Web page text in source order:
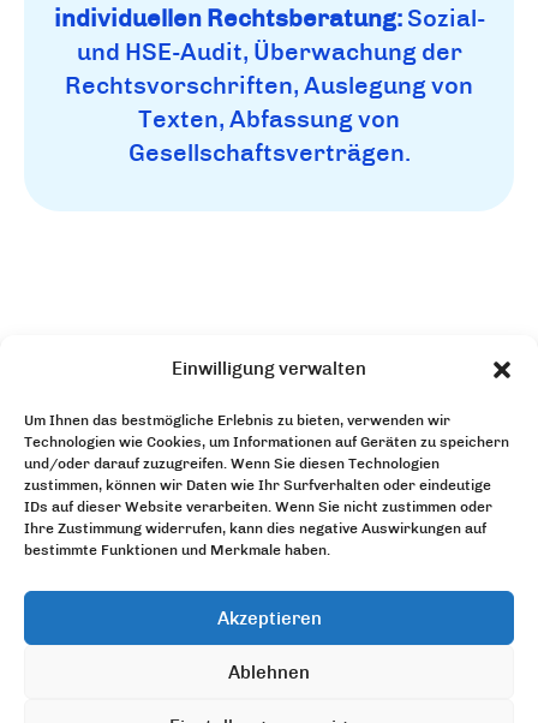
Einwilligung verwalten
Um Ihnen das bestmögliche Erlebnis zu bieten, verwenden wir
Technologien wie Cookies, um Informationen auf Geräten zu speichern
und/oder darauf zuzugreifen. Wenn Sie diesen Technologien
zustimmen, können wir Daten wie Ihr Surfverhalten oder eindeutige
IDs auf dieser Website verarbeiten. Wenn Sie nicht zustimmen oder
Ihre Zustimmung widerrufen, kann dies negative Auswirkungen auf
bestimmte Funktionen und Merkmale haben.
Akzeptieren
Ablehnen
individuellen Rechtsberatung:Sozial-
und HSE-Audit, Überwachung der
Rechtsvorschriften, Auslegung von
Texten, Abfassung von
Gesellschaftsverträgen.
Die
Organisation
Unsere
Dienstleistungen
Unsere
68 Avenue du Général Leclerc
72000 LE MANS